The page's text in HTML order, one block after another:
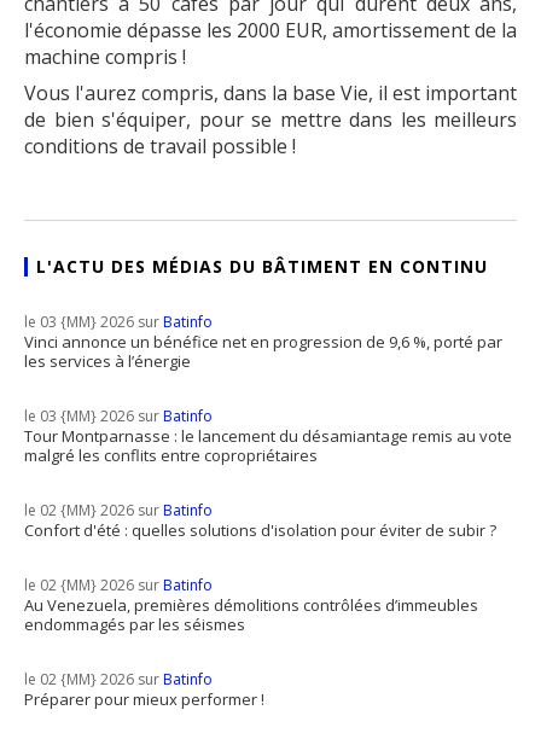
l'économie dépasse les 2000 EUR, amortissement de la
machine compris !
Vous l'aurez compris, dans la base Vie, il est important
de bien s'équiper, pour se mettre dans les meilleurs
conditions de travail possible !
L'ACTU DES MÉDIAS DU BÂTIMENT EN CONTINU
le 03 {MM} 2026 surBatinfo
Vinci annonce un bénéfice net en progression de 9,6 %, porté par
les services à l’énergie
le 03 {MM} 2026 surBatinfo
Tour Montparnasse : le lancement du désamiantage remis au vote
malgré les conflits entre copropriétaires
le 02 {MM} 2026 surBatinfo
Confort d'été : quelles solutions d'isolation pour éviter de subir ?
le 02 {MM} 2026 surBatinfo
Au Venezuela, premières démolitions contrôlées d’immeubles
endommagés par les séismes
le 02 {MM} 2026 surBatinfo
Préparer pour mieux performer !